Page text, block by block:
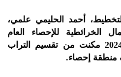
أحمد الحليمي علمي،
الخرائطية للإحصاء العام
للسكان والسكنى لسنة 2024 مكنت من تقسيم التراب